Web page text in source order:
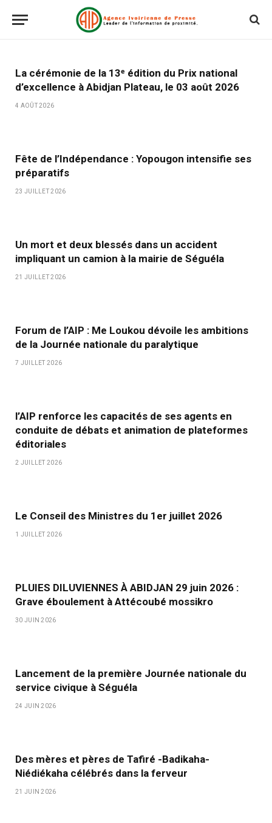
La cérémonie de la 13ᵉ édition du Prix national
d’excellence à Abidjan Plateau, le 03 août 2026
4 AOÛT 2026
Fête de l’Indépendance : Yopougon intensifie ses
préparatifs
23 JUILLET 2026
Un mort et deux blessés dans un accident
impliquant un camion à la mairie de Séguéla
21 JUILLET 2026
Forum de l’AIP : Me Loukou dévoile les ambitions
de la Journée nationale du paralytique
7 JUILLET 2026
l’AIP renforce les capacités de ses agents en
conduite de débats et animation de plateformes
éditoriales
2 JUILLET 2026
Le Conseil des Ministres du 1er juillet 2026
1 JUILLET 2026
PLUIES DILUVIENNES À ABIDJAN 29 juin 2026 :
Grave éboulement à Attécoubé mossikro
30 JUIN 2026
Lancement de la première Journée nationale du
service civique à Séguéla
24 JUIN 2026
Des mères et pères de Tafiré -Badikaha-
Niédiékaha célébrés dans la ferveur
21 JUIN 2026